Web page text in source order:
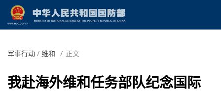
军事行动 / 维和 / 正文
我赴海外维和任务部队纪念国际